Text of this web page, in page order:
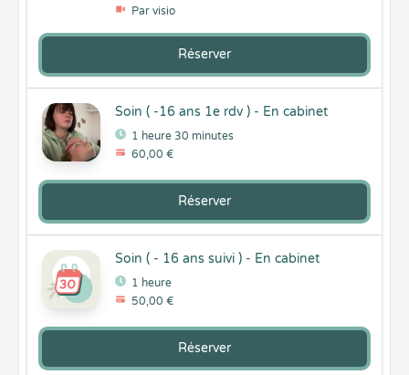
Par visio
Réserver
Soin ( -16 ans 1e rdv ) - En cabinet
1 heure 30 minutes
60,00 €
Réserver
Soin ( - 16 ans suivi ) - En cabinet
1 heure
50,00 €
Réserver